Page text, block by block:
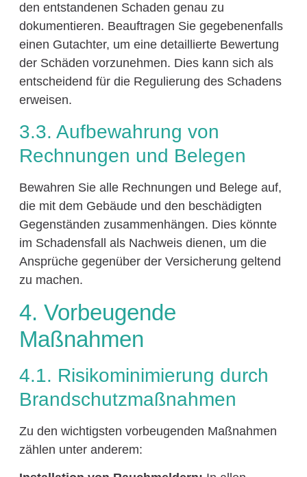
den entstandenen Schaden genau zu
dokumentieren. Beauftragen Sie gegebenenfalls
einen Gutachter, um eine detaillierte Bewertung
der Schäden vorzunehmen. Dies kann sich als
entscheidend für die Regulierung des Schadens
erweisen.
3.3. Aufbewahrung von
Rechnungen und Belegen
Bewahren Sie alle Rechnungen und Belege auf,
die mit dem Gebäude und den beschädigten
Gegenständen zusammenhängen. Dies könnte
im Schadensfall als Nachweis dienen, um die
Ansprüche gegenüber der Versicherung geltend
zu machen.
4. Vorbeugende
Maßnahmen
4.1. Risikominimierung durch
Brandschutzmaßnahmen
Zu den wichtigsten vorbeugenden Maßnahmen
zählen unter anderem: